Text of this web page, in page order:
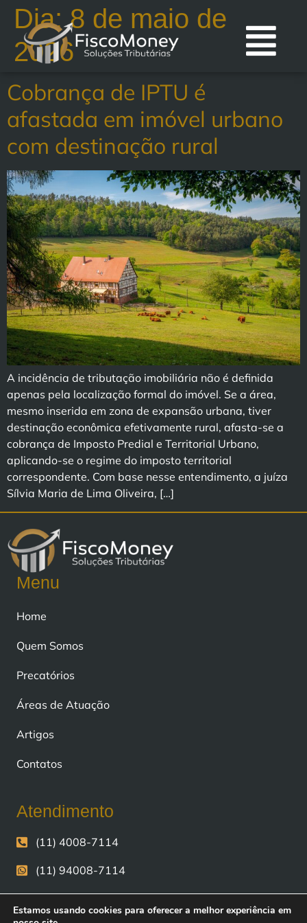
Dia:8 de maio de
2026
Cobrança de IPTU é
afastada em imóvel urbano
com destinação rural
A incidência de tributação imobiliária não é definida
apenas pela localização formal do imóvel. Se a área,
mesmo inserida em zona de expansão urbana, tiver
destinação econômica efetivamente rural, afasta-se a
cobrança de Imposto Predial e Territorial Urbano,
aplicando-se o regime do imposto territorial
correspondente. Com base nesse entendimento, a juíza
Sílvia Maria de Lima Oliveira, […]
Menu
Home
Quem Somos
Precatórios
Áreas de Atuação
Artigos
Contatos
Atendimento
(11) 4008-7114
(11) 94008-7114
contato@fiscomoney.com.br
Estamos usando cookies para oferecer a melhor experiência em